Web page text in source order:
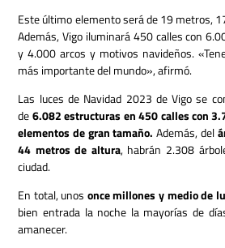
Este último elemento será de 19 metros,
Además,Vigo iluminará 450 calles con
y 4.000 arcos y motivos navideños.
más importante del mundo», afirmó.
Las luces de Navidad 2023 de Vigo se
de6.082 estructuras en 450 calles con
elementos de gran tamaño. Además, del
44 metros de altura, habrán 2.308
ciudad.
En total, unos once millones y medio de
bien entrada la noche la mayorías de
amanecer.